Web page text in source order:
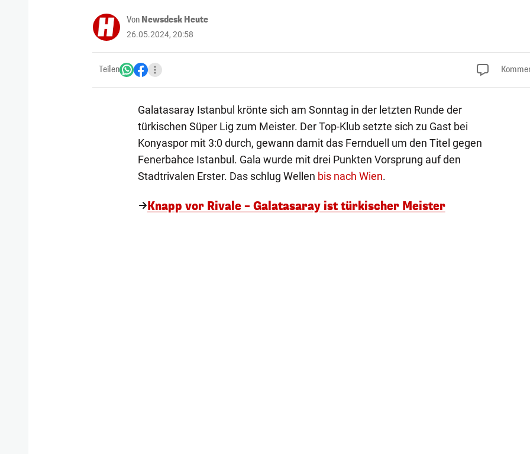
Von Newsdesk Heute
26.05.2024, 20:58
Teilen
Galatasaray Istanbul krönte sich am Sonntag in der letzten Runde der
türkischen Süper Lig zum Meister. Der Top-Klub setzte sich zu Gast bei
Konyaspor mit 3:0 durch, gewann damit das Fernduell um den Titel gegen
Fenerbahce Istanbul. Gala wurde mit drei Punkten Vorsprung auf den
Stadtrivalen Erster. Das schlug Wellen bis nach Wien.
Knapp vor Rivale – Galatasaray ist türkischer Meister